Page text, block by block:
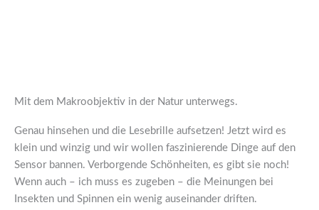
Mit dem Makroobjektiv in der Natur unterwegs.
Genau hinsehen und die Lesebrille aufsetzen! Jetzt wird es
klein und winzig und wir wollen faszinierende Dinge auf den
Sensor bannen. Verborgende Schönheiten, es gibt sie noch!
Wenn auch – ich muss es zugeben – die Meinungen bei
Insekten und Spinnen ein wenig auseinander driften.